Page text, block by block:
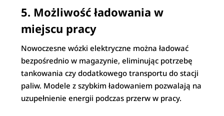
5. Możliwość ładowania w
miejscu pracy
Nowoczesne wózki elektryczne można ładować
bezpośrednio w magazynie, eliminując potrzebę
tankowania czy dodatkowego transportu do stacji
paliw. Modele z szybkim ładowaniem pozwalają na
uzupełnienie energii podczas przerw w pracy.